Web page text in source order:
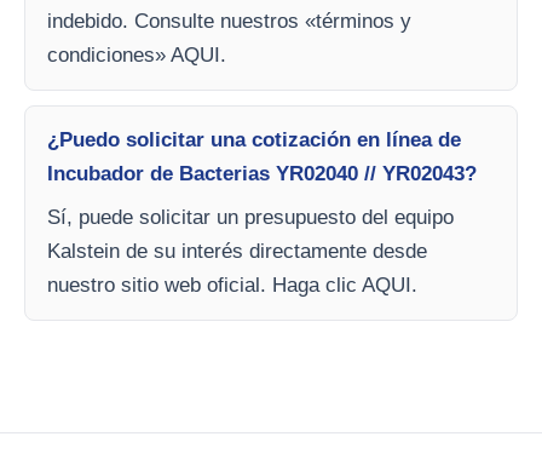
indebido. Consulte nuestros «términos y
condiciones» AQUI.
¿Puedo solicitar una cotización en línea de
Incubador de Bacterias YR02040 // YR02043?
Sí, puede solicitar un presupuesto del equipo
Kalstein de su interés directamente desde
nuestro sitio web oficial. Haga clic AQUI.